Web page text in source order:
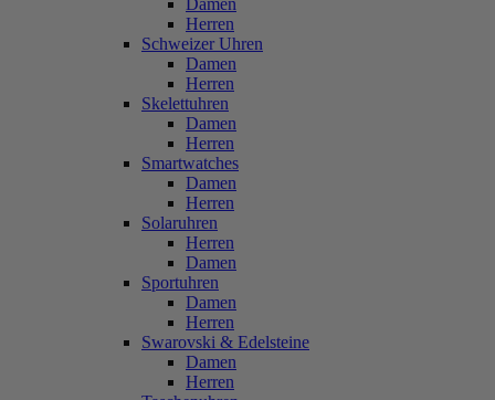
Damen
Herren
Schweizer Uhren
Damen
Herren
Skelettuhren
Damen
Herren
Smartwatches
Damen
Herren
Solaruhren
Herren
Damen
Sportuhren
Damen
Herren
Swarovski & Edelsteine
Damen
Herren